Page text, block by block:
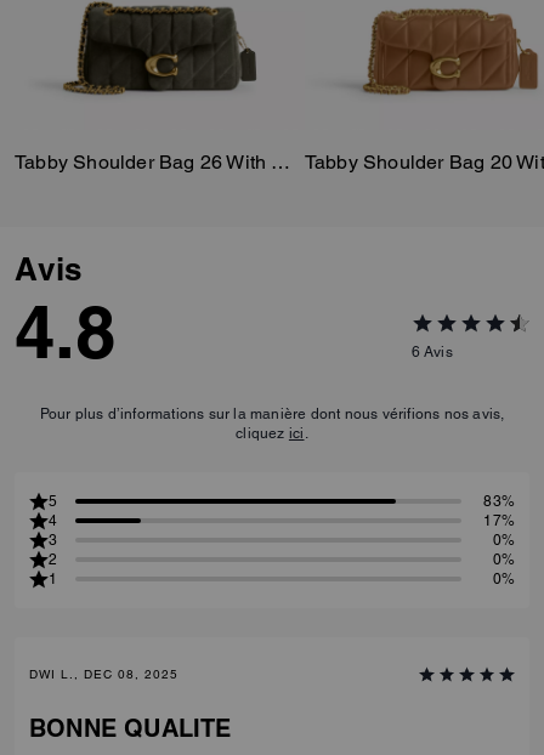
Tabby Shoulder Bag 26 With Quilting
Avis
4.8 6 Avis
Pour plus d’informations sur la manière dont nous vérifions nos avis,
cliquez ici
5
83%
4
17%
3
0%
2
0%
1
0%
DWI L., DEC 08, 2025
BONNE QUALITE